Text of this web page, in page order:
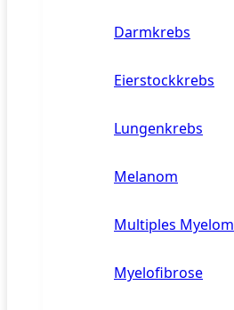
Darmkrebs
Eierstockkrebs
Lungenkrebs
Melanom
Multiples Myelom
Myelofibrose